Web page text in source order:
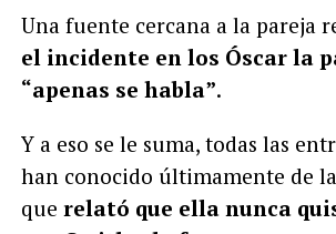
Una fuente cercana a la pareja
el incidente en los Óscar la
“apenas se habla”.
Y a eso se le suma, todas las
han conocido últimamente de
que relató que ella nunca